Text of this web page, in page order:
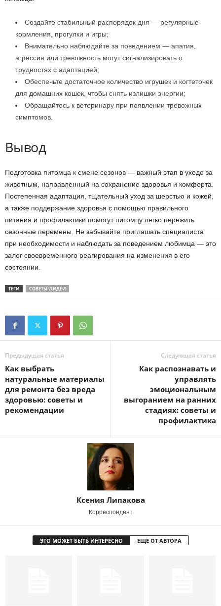
Создайте стабильный распорядок дня — регулярные
кормления, прогулки и игры;
Внимательно наблюдайте за поведением — апатия,
агрессия или тревожность могут сигнализировать о
трудностях с адаптацией;
Обеспечьте достаточное количество игрушек и когтеточек
для домашних кошек, чтобы снять излишки энергии;
Обращайтесь к ветеринару при появлении тревожных
симптомов.
Вывод
Подготовка питомца к смене сезонов — важный этап в уходе за
животным, направленный на сохранение здоровья и комфорта.
Постепенная адаптация, тщательный уход за шерстью и кожей,
а также поддержание здоровья с помощью правильного
питания и профилактики помогут питомцу легко пережить
сезонные перемены. Не забывайте приглашать специалиста
при необходимости и наблюдать за поведением любимца — это
залог своевременного реагирования на изменения в его
состоянии.
ТЕГИ СОВЕТЫ И ИДЕИ
Предыдущая статья
Как выбрать
натуральные материалы
для ремонта без вреда
здоровью: советы и
рекомендации
Следующая статья
Как распознавать и
управлять
эмоциональным
выгоранием на ранних
стадиях: советы и
профилактика
Ксения Липакова
Корреспондент
ЭТО МОЖЕТ БЫТЬ ИНТЕРЕСНО ЕЩЕ ОТ АВТОРА